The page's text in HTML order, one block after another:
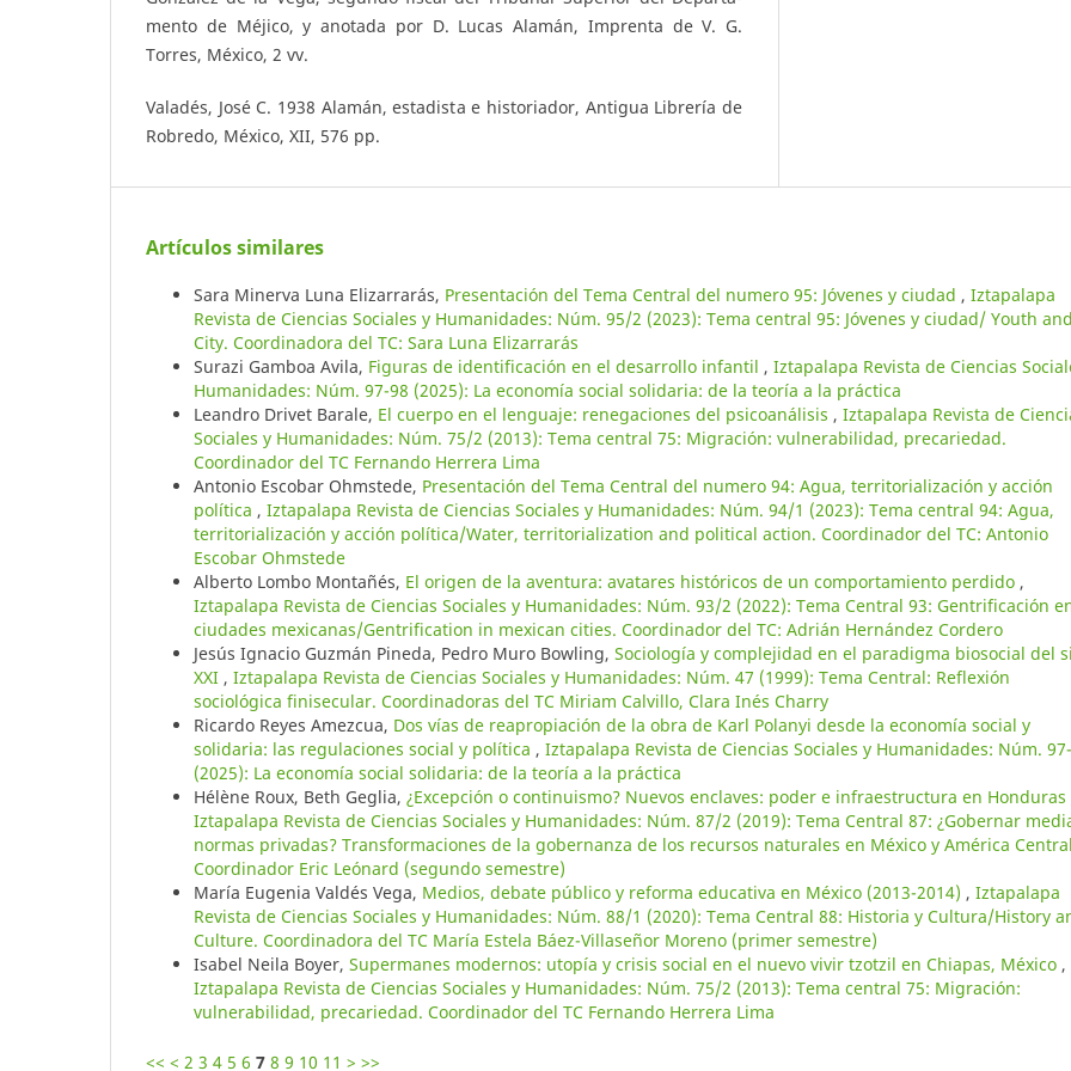
mento de Méjico, y anotada por D. Lucas Alamán, Imprenta de V. G.
Torres, México, 2 vv.
Valadés, José C. 1938 Alamán, estadista e historiador, Antigua Librería de
Robredo, México, XII, 576 pp.
Artículos similares
Sara Minerva Luna Elizarrarás, Presentación del Tema Central del numero 95: Jóvenes y ciudad , Iztapalapa
Revista de Ciencias Sociales y Humanidades: Núm. 95/2 (2023): Tema central 95: Jóvenes y ciudad/ Youth and
City. Coordinadora del TC: Sara Luna Elizarrarás
Surazi Gamboa Avila, Figuras de identificación en el desarrollo infantil , Iztapalapa Revista de Ciencias
Humanidades: Núm. 97-98 (2025): La economía social solidaria: de la teoría a la práctica
Leandro Drivet Barale, El cuerpo en el lenguaje: renegaciones del psicoanálisis , Iztapalapa Revista de
Sociales y Humanidades: Núm. 75/2 (2013): Tema central 75: Migración: vulnerabilidad, precariedad.
Coordinador del TC Fernando Herrera Lima
Antonio Escobar Ohmstede, Presentación del Tema Central del numero 94: Agua, territorialización y acción
política , Iztapalapa Revista de Ciencias Sociales y Humanidades: Núm. 94/1 (2023): Tema central 94: Agua,
territorialización y acción política/Water, territorialization and political action. Coordinador del TC: Antonio
Escobar Ohmstede
Alberto Lombo Montañés, El origen de la aventura: avatares históricos de un comportamiento perdido ,
Iztapalapa Revista de Ciencias Sociales y Humanidades: Núm. 93/2 (2022): Tema Central 93: Gentrificación
ciudades mexicanas/Gentrification in mexican cities. Coordinador del TC: Adrián Hernández Cordero
Jesús Ignacio Guzmán Pineda, Pedro Muro Bowling, Sociología y complejidad en el paradigma biosocial del
XXI , Iztapalapa Revista de Ciencias Sociales y Humanidades: Núm. 47 (1999): Tema Central: Reflexión
sociológica finisecular. Coordinadoras del TC Miriam Calvillo, Clara Inés Charry
Ricardo Reyes Amezcua, Dos vías de reapropiación de la obra de Karl Polanyi desde la economía social y
solidaria: las regulaciones social y política , Iztapalapa Revista de Ciencias Sociales y Humanidades: Núm.
(2025): La economía social solidaria: de la teoría a la práctica
Hélène Roux, Beth Geglia, ¿Excepción o continuismo? Nuevos enclaves: poder e infraestructura en Honduras
Iztapalapa Revista de Ciencias Sociales y Humanidades: Núm. 87/2 (2019): Tema Central 87: ¿Gobernar
normas privadas? Transformaciones de la gobernanza de los recursos naturales en México y América
Coordinador Eric Leónard (segundo semestre)
María Eugenia Valdés Vega, Medios, debate público y reforma educativa en México (2013-2014) , Iztapalapa
Revista de Ciencias Sociales y Humanidades: Núm. 88/1 (2020): Tema Central 88: Historia y Cultura/History
Culture. Coordinadora del TC María Estela Báez-Villaseñor Moreno (primer semestre)
Isabel Neila Boyer, Supermanes modernos: utopía y crisis social en el nuevo vivir tzotzil en Chiapas, México ,
Iztapalapa Revista de Ciencias Sociales y Humanidades: Núm. 75/2 (2013): Tema central 75: Migración:
vulnerabilidad, precariedad. Coordinador del TC Fernando Herrera Lima
<< < 2 3 4 5 6 7 8 9 10 11 > >>